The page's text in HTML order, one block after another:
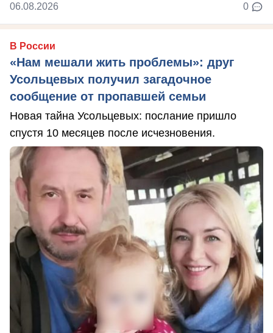
06.08.2026 0
В России
«Нам мешали жить проблемы»: друг
Усольцевых получил загадочное
сообщение от пропавшей семьи
Новая тайна Усольцевых: послание пришло
спустя 10 месяцев после исчезновения.